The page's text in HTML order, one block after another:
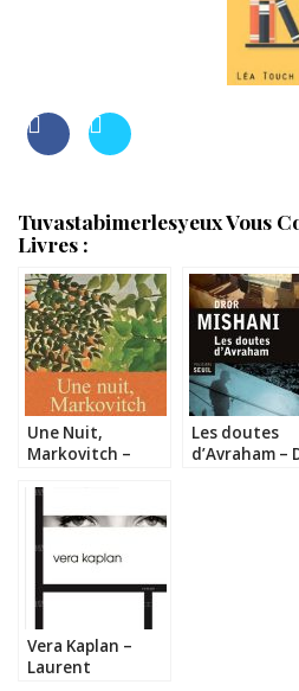
Tuvastabimerlesyeux Vous
Livres :
Une Nuit,
Markovitch –
Goshen
Les doutes
d’Avraham –
Vera Kaplan –
Laurent